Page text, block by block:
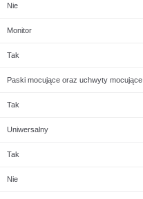
Nie
Monitor
Tak
Paski mocujące oraz uchwyty mocujące
Tak
Uniwersalny
Tak
Nie